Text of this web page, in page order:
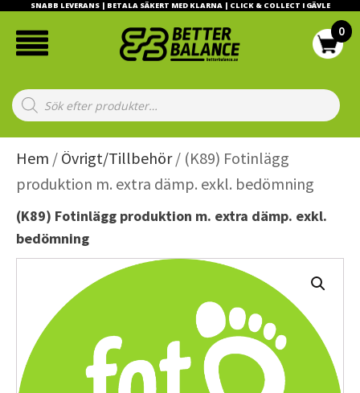
SNABB LEVERANS | BETALA SÄKERT MED KLARNA | CLICK & COLLECT I GÄVLE
Products
search
Hem / Övrigt/Tillbehör/ (K89) Fotinlägg
produktion m. extra dämp. exkl. bedömning
(K89) Fotinlägg produktion m. extra dämp. exkl.
bedömning